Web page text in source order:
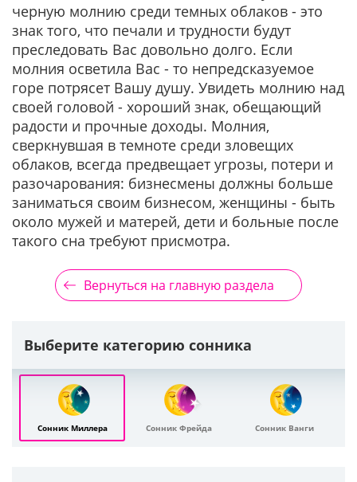
черную молнию среди темных облаков - это
знак того, что печали и трудности будут
преследовать Вас довольно долго. Если
молния осветила Вас - то непредсказуемое
горе потрясет Вашу душу. Увидеть молнию над
своей головой - хороший знак, обещающий
радости и прочные доходы. Молния,
сверкнувшая в темноте среди зловещих
облаков, всегда предвещает угрозы, потери и
разочарования: бизнесмены должны больше
заниматься своим бизнесом, женщины - быть
около мужей и матерей, дети и больные после
такого сна требуют присмотра.
Вернуться на главную раздела
Выберите категорию сонника
Сонник Миллера Сонник Фрейда Сонник Ванги